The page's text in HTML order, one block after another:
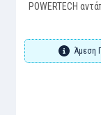
POWERTECH
Άμεση